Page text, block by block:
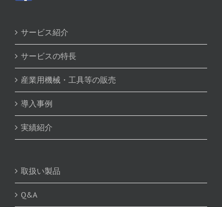
サービス紹介
サービスの特長
産業用機械・工具等の販売
導入事例
実績紹介
取扱い製品
Q&A